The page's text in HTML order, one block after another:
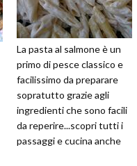
La pasta al salmone è un
primo di pesce classico e
facilissimo da preparare
sopratutto grazie agli
ingredienti che sono facili
da reperire...scopri tutti i
passaggi e cucina anche